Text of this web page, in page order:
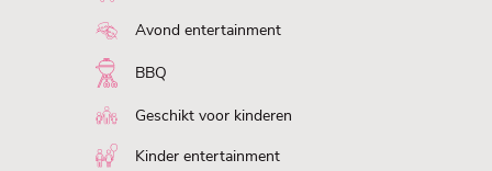
Avond entertainment
BBQ
Geschikt voor kinderen
Kinder entertainment